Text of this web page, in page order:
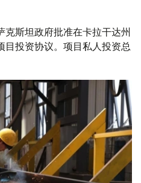
克斯坦政府批准在卡拉干达州
目投资协议。项目私人投资总